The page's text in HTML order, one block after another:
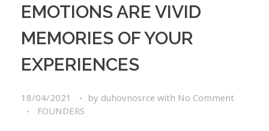
EMOTIONS ARE VIVID
MEMORIES OF YOUR
EXPERIENCES
18/04/2021 by duhovnosrce with No Comment
FOUNDERS